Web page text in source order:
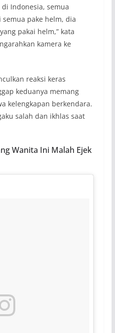
Indonesia, semua
pake helm, dia
pakai helm,” kata
kamera ke
reaksi keras
keduanya memang
kelengkapan berkendara.
salah dan ikhlas saat
Wanita Ini Malah Ejek